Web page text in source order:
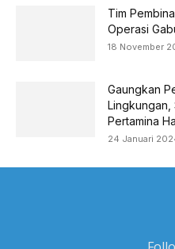
Tim
Operasi
18 November
Gaungkan
Lingkungan,
Pertamina
24 Januari